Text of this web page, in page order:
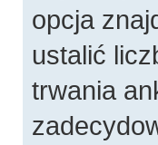
opcja
ustalić
trwania